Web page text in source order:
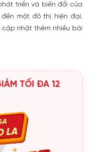
triển và biến đổi của
một đô thị hiện đại.
cập nhật thêm nhiều bài
TỐI ĐA 12